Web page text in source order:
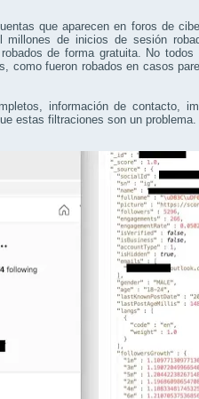
que aparecen en foros de
de inicios de sesión
de forma gratuita. No
como fueron robados en casos
información de contacto,
estas filtraciones son un problema.